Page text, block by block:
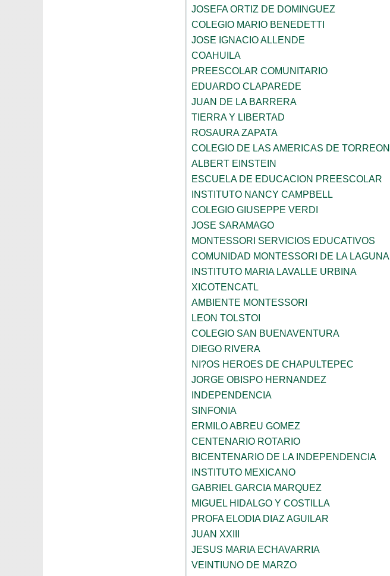
JOSEFA ORTIZ DE DOMINGUEZ
COLEGIO MARIO BENEDETTI
JOSE IGNACIO ALLENDE
COAHUILA
PREESCOLAR COMUNITARIO
EDUARDO CLAPAREDE
JUAN DE LA BARRERA
TIERRA Y LIBERTAD
ROSAURA ZAPATA
COLEGIO DE LAS AMERICAS DE TORREON
ALBERT EINSTEIN
ESCUELA DE EDUCACION PREESCOLAR
INSTITUTO NANCY CAMPBELL
COLEGIO GIUSEPPE VERDI
JOSE SARAMAGO
MONTESSORI SERVICIOS EDUCATIVOS
COMUNIDAD MONTESSORI DE LA LAGUNA
INSTITUTO MARIA LAVALLE URBINA
XICOTENCATL
AMBIENTE MONTESSORI
LEON TOLSTOI
COLEGIO SAN BUENAVENTURA
DIEGO RIVERA
NI?OS HEROES DE CHAPULTEPEC
JORGE OBISPO HERNANDEZ
INDEPENDENCIA
SINFONIA
ERMILO ABREU GOMEZ
CENTENARIO ROTARIO
BICENTENARIO DE LA INDEPENDENCIA
INSTITUTO MEXICANO
GABRIEL GARCIA MARQUEZ
MIGUEL HIDALGO Y COSTILLA
PROFA ELODIA DIAZ AGUILAR
JUAN XXIII
JESUS MARIA ECHAVARRIA
VEINTIUNO DE MARZO